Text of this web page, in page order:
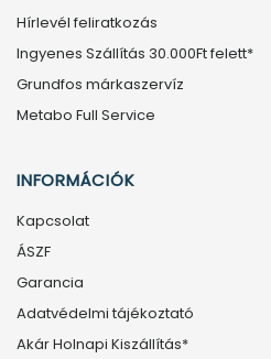
Hírlevél feliratkozás
Ingyenes Szállítás 30.000Ft felett*
Grundfos márkaszervíz
Metabo Full Service
INFORMÁCIÓK
Kapcsolat
ÁSZF
Garancia
Adatvédelmi tájékoztató
Akár Holnapi Kiszállítás*